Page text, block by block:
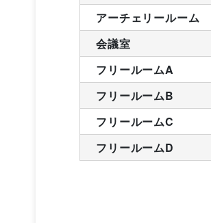
アーチェリールーム
会議室
フリールームA
フリールームB
フリールームC
フリールームD